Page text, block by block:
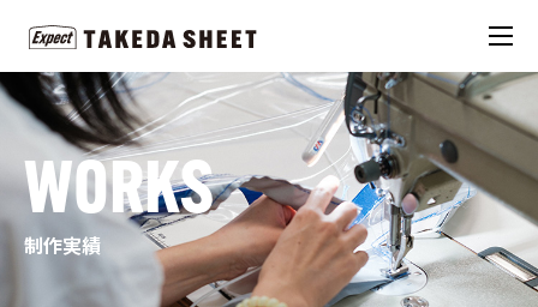
WORKS
制作実績